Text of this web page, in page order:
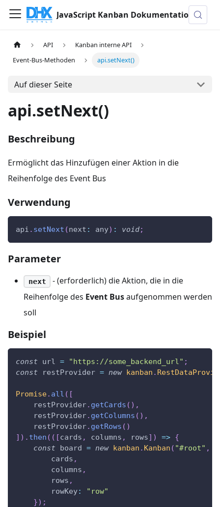
JavaScript Kanban Dokumentation
API
Kanban interne API
Event-Bus-Methoden
api.setNext()
Auf dieser Seite
api.setNext()
Beschreibung
Ermöglicht das Hinzufügen einer Aktion in die
Reihenfolge des Event Bus
Verwendung
api . setNext (next : any) : void;
Parameter
next
- (erforderlich) die Aktion, die in die
Reihenfolge des Event Busaufgenommen werden
soll
Beispiel
const url = "https://some_backend_url" ;
const restProvider = new kanban .
Promise. all ( [
    restProvider
. getCards ( ) ,
    restProvider
. getColumns ( ) ,
    restProvider
. getRows ( )
] ) . then ( ( [cards , columns , rows] ) => {
const board = new kanban . Kanban ( "#root" ,
        cards
,
        columns
,
        rows
,
rowKey:
"row"
}) ;